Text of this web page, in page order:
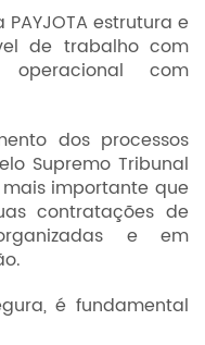
estrutura e
de trabalho com
operacional com
dos processos
Supremo Tribunal
importante que
contratações de
e em
é fundamental